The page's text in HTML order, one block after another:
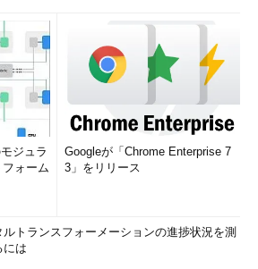
ジュラ
ォーム
Googleが「Chrome Enterprise 7
3」をリリース
ルトランスフォーメーションの進捗状況を測
には